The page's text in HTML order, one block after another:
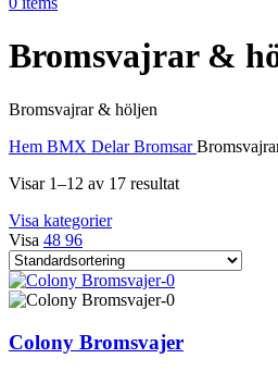
Bromsvajrar &
Bromsvajrar & höljen
Hem BMX DelarBromsar
Visar 1–12 av 17 resultat
Visa kategorier
Visa 48 96
Colony Bromsvajer